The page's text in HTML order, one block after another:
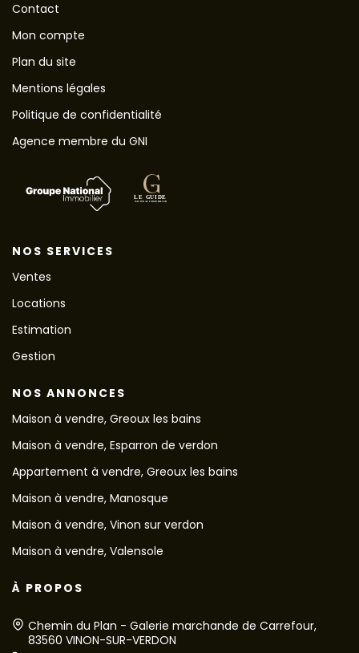
Contact
Mon compte
Plan du site
Mentions légales
Politique de confidentialité
Agence membre du GNI
NOS SERVICES
Ventes
Locations
Estimation
Gestion
NOS ANNONCES
Maison à vendre, Greoux les bains
Maison à vendre, Esparron de verdon
Appartement à vendre, Greoux les bains
Maison à vendre, Manosque
Maison à vendre, Vinon sur verdon
Maison à vendre, Valensole
À PROPOS
Chemin du Plan - Galerie marchande de Carrefour,
83560 VINON-SUR-VERDON